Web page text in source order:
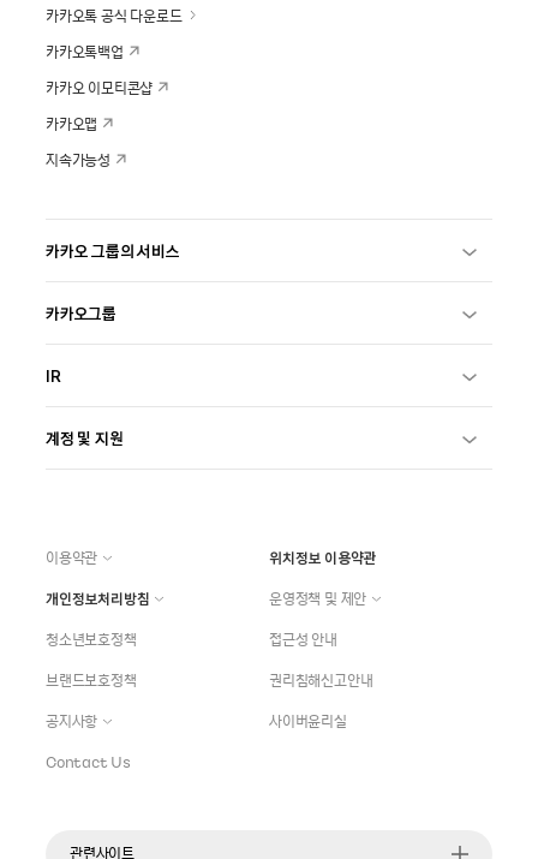
카카오톡 공식 다운로드
카카오톡백업
카카오 이모티콘샵
카카오맵
지속가능성
카카오 그룹의 서비스
카카오그룹
IR
계정 및 지원
이용약관
위치정보 이용약관
개인정보처리방침
운영정책 및 제안
청소년보호정책
접근성 안내
브랜드보호정책
권리침해신고안내
공지사항
사이버윤리실
Contact Us
관련사이트